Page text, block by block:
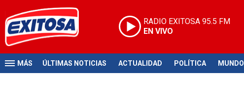
RADIO EXITOSA 95.5 FM
EN VIVO
MÁS ÚLTIMAS NOTICIAS ACTUALIDAD POLÍTICA MUNDO